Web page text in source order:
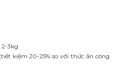
3kg
kiệm 20-25% so với thức ăn công